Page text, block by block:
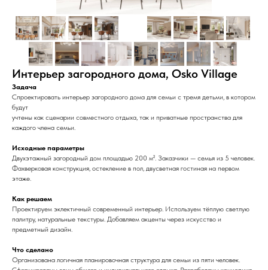
Интерьер загородного дома, Osko Village
Задача
Спроектировать интерьер загородного дома для семьи с тремя детьми, в котором
будут
учтены как сценарии совместного отдыха, так и приватные пространства для
каждого члена семьи.
Исходные параметры
Двухэтажный загородный дом площадью 200 м². Заказчики — семья из 5 человек.
Фахверковая конструкция, остекление в пол, двусветная гостиная на первом
этаже.
Как решаем
Проектируем эклектичный современный интерьер. Используем тёплую светлую
палитру, натуральные текстуры. Добавляем акценты через искусство и
предметный дизайн.
Что сделано
Организована логичная планировочная структура для семьи из пяти человек.